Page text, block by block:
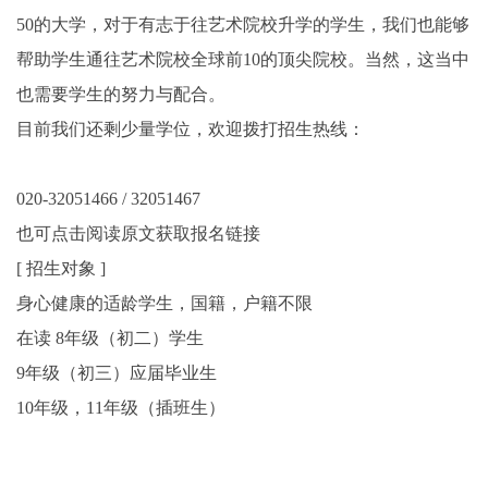
50的大学，对于有志于往艺术院校升学的学生，我们也能够
帮助学生通往艺术院校全球前10的顶尖院校。当然，这当中
也需要学生的努力与配合。
目前我们还剩少量学位，欢迎拨打招生热线：
020-32051466 / 32051467
也可点击阅读原文获取报名链接
[ 招生对象 ]
身心健康的适龄学生，国籍，户籍不限
在读 8年级（初⼆）学⽣
9年级（初三）应届毕业⽣
10年级，11年级（插班生）